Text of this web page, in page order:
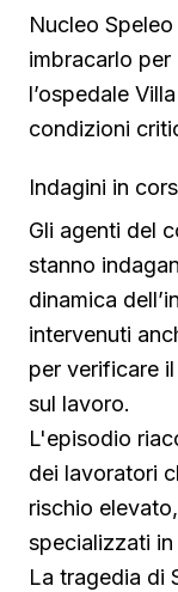
Nucleo
imbracarlo
l’ospedale
condizioni
Indagini in
Gli agenti del
stanno
dinamica
intervenuti
per verificare
sul lavoro.
L'episodio
dei lavoratori
rischio
specializzati
La tragedia di